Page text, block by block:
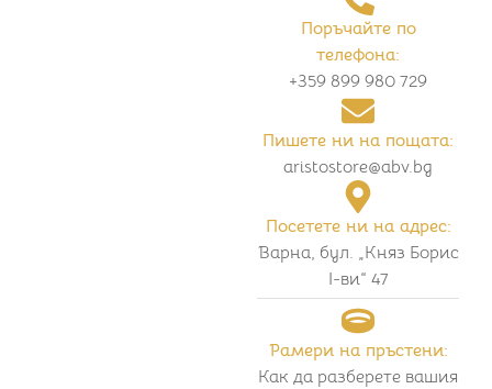
Поръчайте по
телефона:
+359 899 980 729
Пишете ни на пощата:
aristostore@abv.bg
Посетете ни на адрес:
Варна, бул. „Княз Борис
I-ви“ 47
Рамери на пръстени:
Как да разберете вашия